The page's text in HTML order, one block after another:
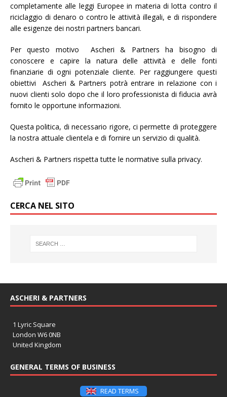
completamente alle leggi Europee in materia di lotta contro il
riciclaggio di denaro o contro le attività illegali, e di rispondere
alle esigenze dei nostri partners bancari.
Per questo motivo Ascheri & Partners ha bisogno di
conoscere e capire la natura delle attività e delle fonti
finanziarie di ogni potenziale cliente. Per raggiungere questi
obiettivi Ascheri & Partners potrà entrare in relazione con i
nuovi clienti solo dopo che il loro professionista di fiducia avrà
fornito le opportune informazioni.
Questa politica, di necessario rigore, ci permette di proteggere
la nostra attuale clientela e di fornire un servizio di qualità.
Ascheri & Partners rispetta tutte le normative sulla privacy.
CERCA NEL SITO
ASCHERI & PARTNERS
1 Lyric Square
London W6 0NB
United Kingdom
GENERAL TERMS OF BUSINESS
READ TERMS